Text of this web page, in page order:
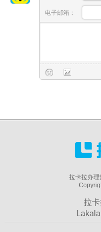
电子邮箱：
拉卡拉办
拉